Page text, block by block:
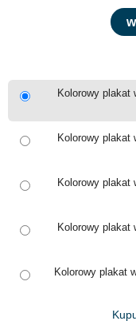
Kolorowy plakat
Kolorowy plakat
Kolorowy plakat
Kolorowy plakat
Kolorowy plakat